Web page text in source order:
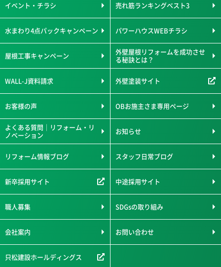
イベント・チラシ 売れ筋ランキングベスト3
水まわり4点パックキャンペーン パワーハウスWEBチラシ
屋根工事キャンペーン
外壁屋根リフォームを成功させ
る秘訣とは？
WALL-J資料請求 外壁塗装サイト
お客様の声 OBお施主さま専用ページ
よくある質問｜リフォーム・リ
ノベーション
お知らせ
リフォーム情報ブログ スタッフ日常ブログ
新卒採用サイト 中途採用サイト
職人募集 SDGsの取り組み
会社案内 お問い合わせ
只松建設ホールディングス